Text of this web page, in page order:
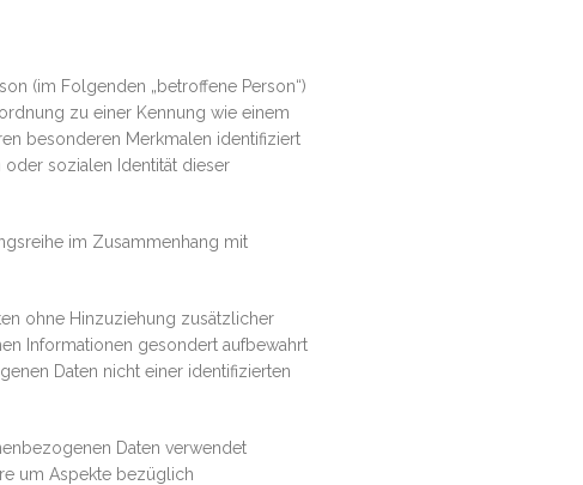
(im Folgenden „betroffene Person“)
zu einer Kennung wie einem
besonderen Merkmalen identifiziert
sozialen Identität dieser
im Zusammenhang mit
ohne Hinzuziehung zusätzlicher
Informationen gesondert aufbewahrt
Daten nicht einer identifizierten
Daten verwendet
um Aspekte bezüglich